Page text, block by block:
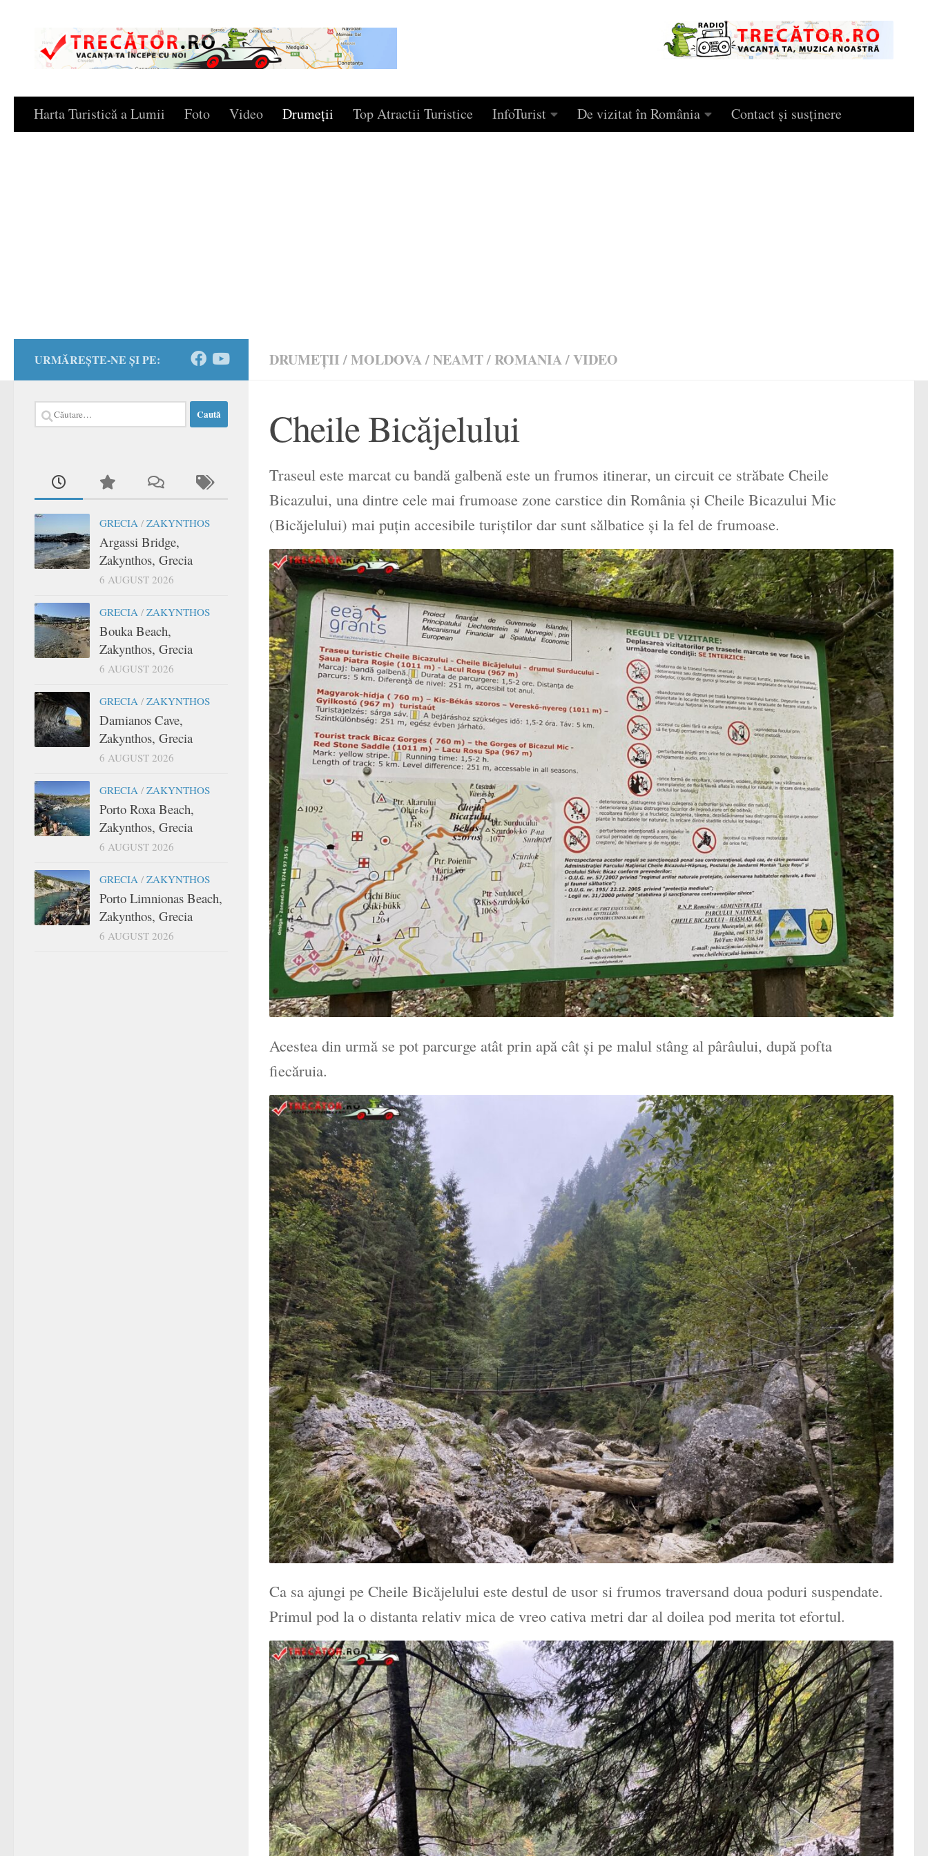
Skip to content
Harta Turistică a Lumii Foto Video Drumeţii Top Atractii Turistice InfoTurist De vizitat în România Contact și susținere
DRUMEŢII /MOLDOVA/NEAMT/ ROMANIA/VIDEO
Cheile Bicăjelului
Traseul este marcat cu bandă galbenă este un frumos itinerar, un circuit ce străbate Cheile
Bicazului, una dintre cele mai frumoase zone carstice din România și Cheile Bicazului Mic
(Bicăjelului) mai puțin accesibile turiștilor dar sunt sălbatice și la fel de frumoase.
Acestea din urmă se pot parcurge atât prin apă cât și pe malul stâng al pârâului, după pofta
fiecăruia.
Ca sa ajungi pe Cheile Bicăjelului este destul de usor si frumos traversand doua poduri suspendate.
Primul pod la o distanta relativ mica de vreo cativa metri dar al doilea pod merita tot efortul.
URMĂREȘTE-NE ȘI PE:
Caută
după:
GRECIA / ZAKYNTHOS
Argassi Bridge,
Zakynthos, Grecia
6 AUGUST 2026
GRECIA / ZAKYNTHOS
Bouka Beach,
Zakynthos, Grecia
6 AUGUST 2026
GRECIA / ZAKYNTHOS
Damianos Cave,
Zakynthos, Grecia
6 AUGUST 2026
GRECIA / ZAKYNTHOS
Porto Roxa Beach,
Zakynthos, Grecia
6 AUGUST 2026
GRECIA / ZAKYNTHOS
Porto Limnionas Beach,
Zakynthos, Grecia
6 AUGUST 2026